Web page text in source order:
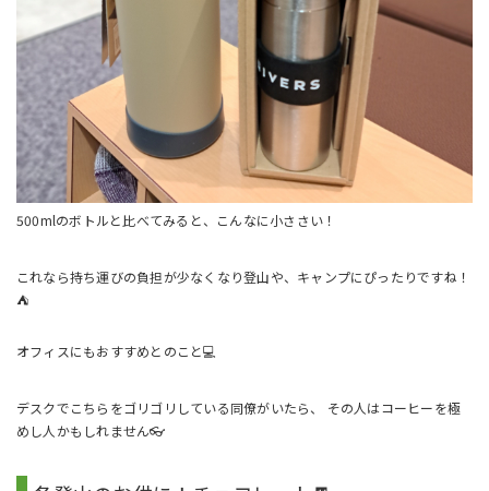
500mlのボトルと比べてみると、こんなに小ささい！
これなら持ち運びの負担が少なくなり登山や、キャンプにぴったりですね！
⛺
オフィスにもおすすめとのこと💻️
デスクでこちらをゴリゴリしている同僚がいたら、 その人はコーヒーを極
めし人かもしれません👓